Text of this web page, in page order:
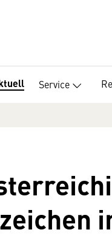
Service